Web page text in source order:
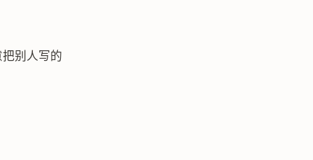
别人写的